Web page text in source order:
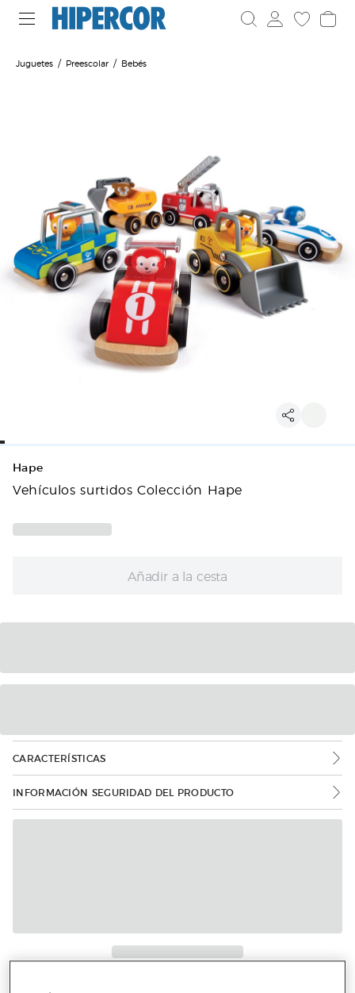
Juguetes Preescolar Bebés
Hape
Vehículos surtidos Colección Hape
Añadir a la cesta
CARACTERÍSTICAS
INFORMACIÓN SEGURIDAD DEL PRODUCTO